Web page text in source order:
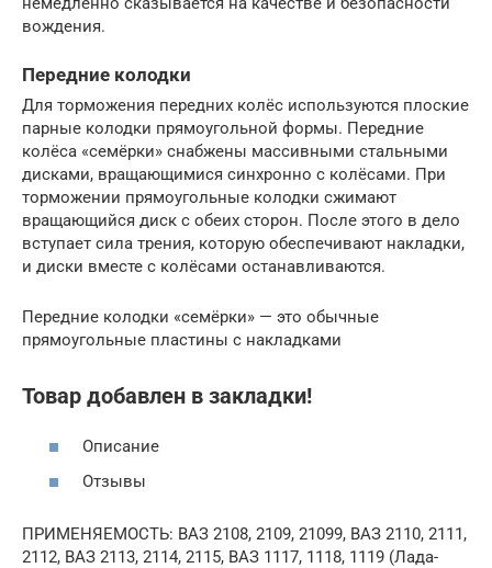
вождения.
Передние колодки
Для торможения передних колёс используются плоские
парные колодки прямоугольной формы. Передние
колёса «семёрки» снабжены массивными стальными
дисками, вращающимися синхронно с колёсами. При
торможении прямоугольные колодки сжимают
вращающийся диск с обеих сторон. После этого в дело
вступает сила трения, которую обеспечивают накладки,
и диски вместе с колёсами останавливаются.
Передние колодки «семёрки» — это обычные
прямоугольные пластины с накладками
Товар добавлен в закладки!
Описание
Отзывы
ПРИМЕНЯЕМОСТЬ: ВАЗ 2108, 2109, 21099, ВАЗ 2110, 2111,
2112, ВАЗ 2113, 2114, 2115, ВАЗ 1117, 1118, 1119 (Лада-